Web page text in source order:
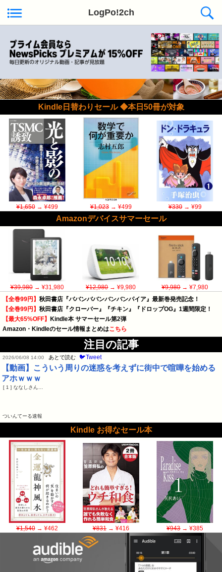
LogPo!2ch
Kindle日替わりセール ◆本日50冊が対象
¥1,650→ ¥499 ¥1,023→ ¥499 ¥330→ ¥99
Amazonデバイスサマーセール
¥39,980→ ¥31,980 ¥12,980→ ¥9,980 ¥9,980→ ¥7,980
【全巻99円】 秋田書店『ババンババンバンバンパイア』最新巻発売記念！
【全巻99円】 秋田書店『クローバー』『チキン』『ドロップOG』1週間限定！
【最大65%OFF】 Kindle本 サマーセール第2弾
Amazon・Kindleのセール情報まとめはこちら
注目の記事
2026/06/08 14:00 あとで読む 🐦Tweet
【動画】こういう周りの迷惑を考えずに街中で喧嘩を始める
アホｗｗｗ
[ 1 ] ななしさん…
ついんてーる速報
Kindle お得なセール本
¥1,540→ ¥462 ¥831→ ¥416 ¥943→ ¥385